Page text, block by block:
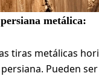
metálica:
tiras metálicas
Pueden